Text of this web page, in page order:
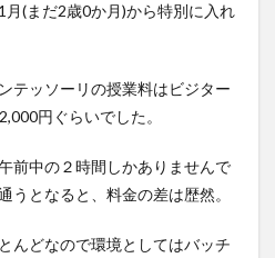
(まだ2歳0か月)から特別に入れ
テッソーリの授業料はビジター
円ぐらいでした。
前中の２時間しかありませんで
うとなると、料金の差は歴然。
んどなので環境としてはバッチ